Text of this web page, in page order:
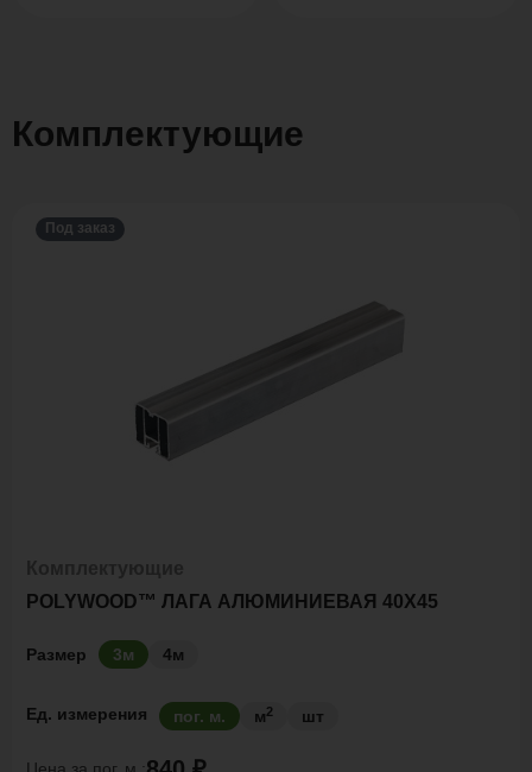
Комплектующие
Под заказ
POLYWOOD™ ЛАГА АЛЮМИНИЕВАЯ 40Х45
Размер 3м 4м
Ед. измерения пог. м. м2 шт
Цена за пог. м.: